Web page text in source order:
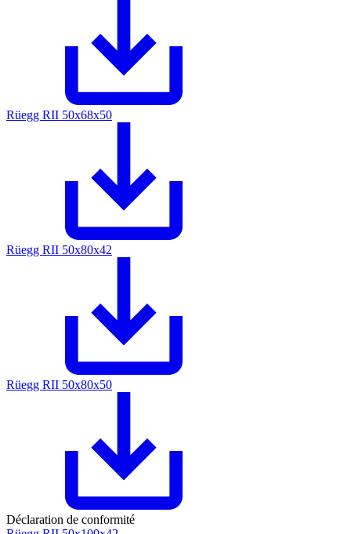
Rüegg RII 50x68x50
Rüegg RII 50x80x42
Rüegg RII 50x80x50
Déclaration de conformité